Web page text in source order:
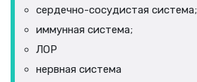
сердечно-сосудистая система;
иммунная система;
ЛОР
нервная система